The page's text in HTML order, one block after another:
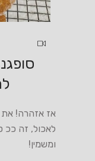
אז אזהרה!
לאכול, זה ככ
ומשמין!